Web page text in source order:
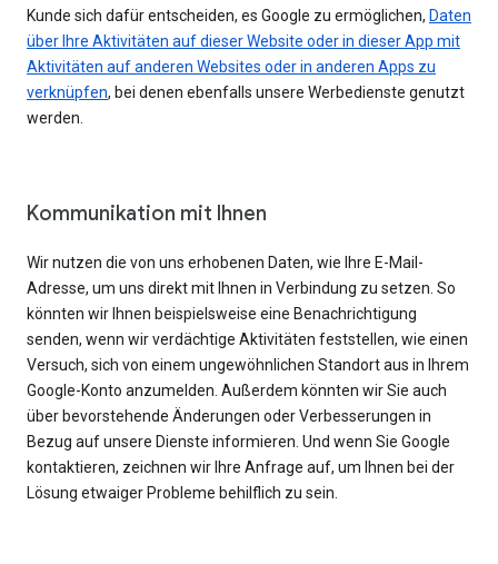
Kunde sich dafür entscheiden, es Google zu ermöglichen, Daten
über Ihre Aktivitäten auf dieser Website oder in dieser App mit
Aktivitäten auf anderen Websites oder in anderen Apps zu
verknüpfen, bei denen ebenfalls unsere Werbedienste genutzt
werden.
Kommunikation mit Ihnen
Wir nutzen die von uns erhobenen Daten, wie Ihre E-Mail-
Adresse, um uns direkt mit Ihnen in Verbindung zu setzen. So
könnten wir Ihnen beispielsweise eine Benachrichtigung
senden, wenn wir verdächtige Aktivitäten feststellen, wie einen
Versuch, sich von einem ungewöhnlichen Standort aus in Ihrem
Google-Konto anzumelden. Außerdem könnten wir Sie auch
über bevorstehende Änderungen oder Verbesserungen in
Bezug auf unsere Dienste informieren. Und wenn Sie Google
kontaktieren, zeichnen wir Ihre Anfrage auf, um Ihnen bei der
Lösung etwaiger Probleme behilflich zu sein.